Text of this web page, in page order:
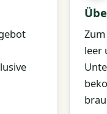
leer